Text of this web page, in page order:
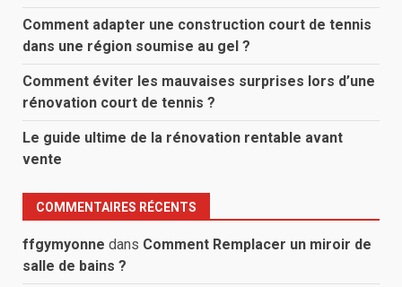
Comment adapter une construction court de tennis
dans une région soumise au gel ?
Comment éviter les mauvaises surprises lors d’une
rénovation court de tennis ?
Le guide ultime de la rénovation rentable avant
vente
COMMENTAIRES RÉCENTS
ffgymyonne dans Comment Remplacer un miroir de
salle de bains ?